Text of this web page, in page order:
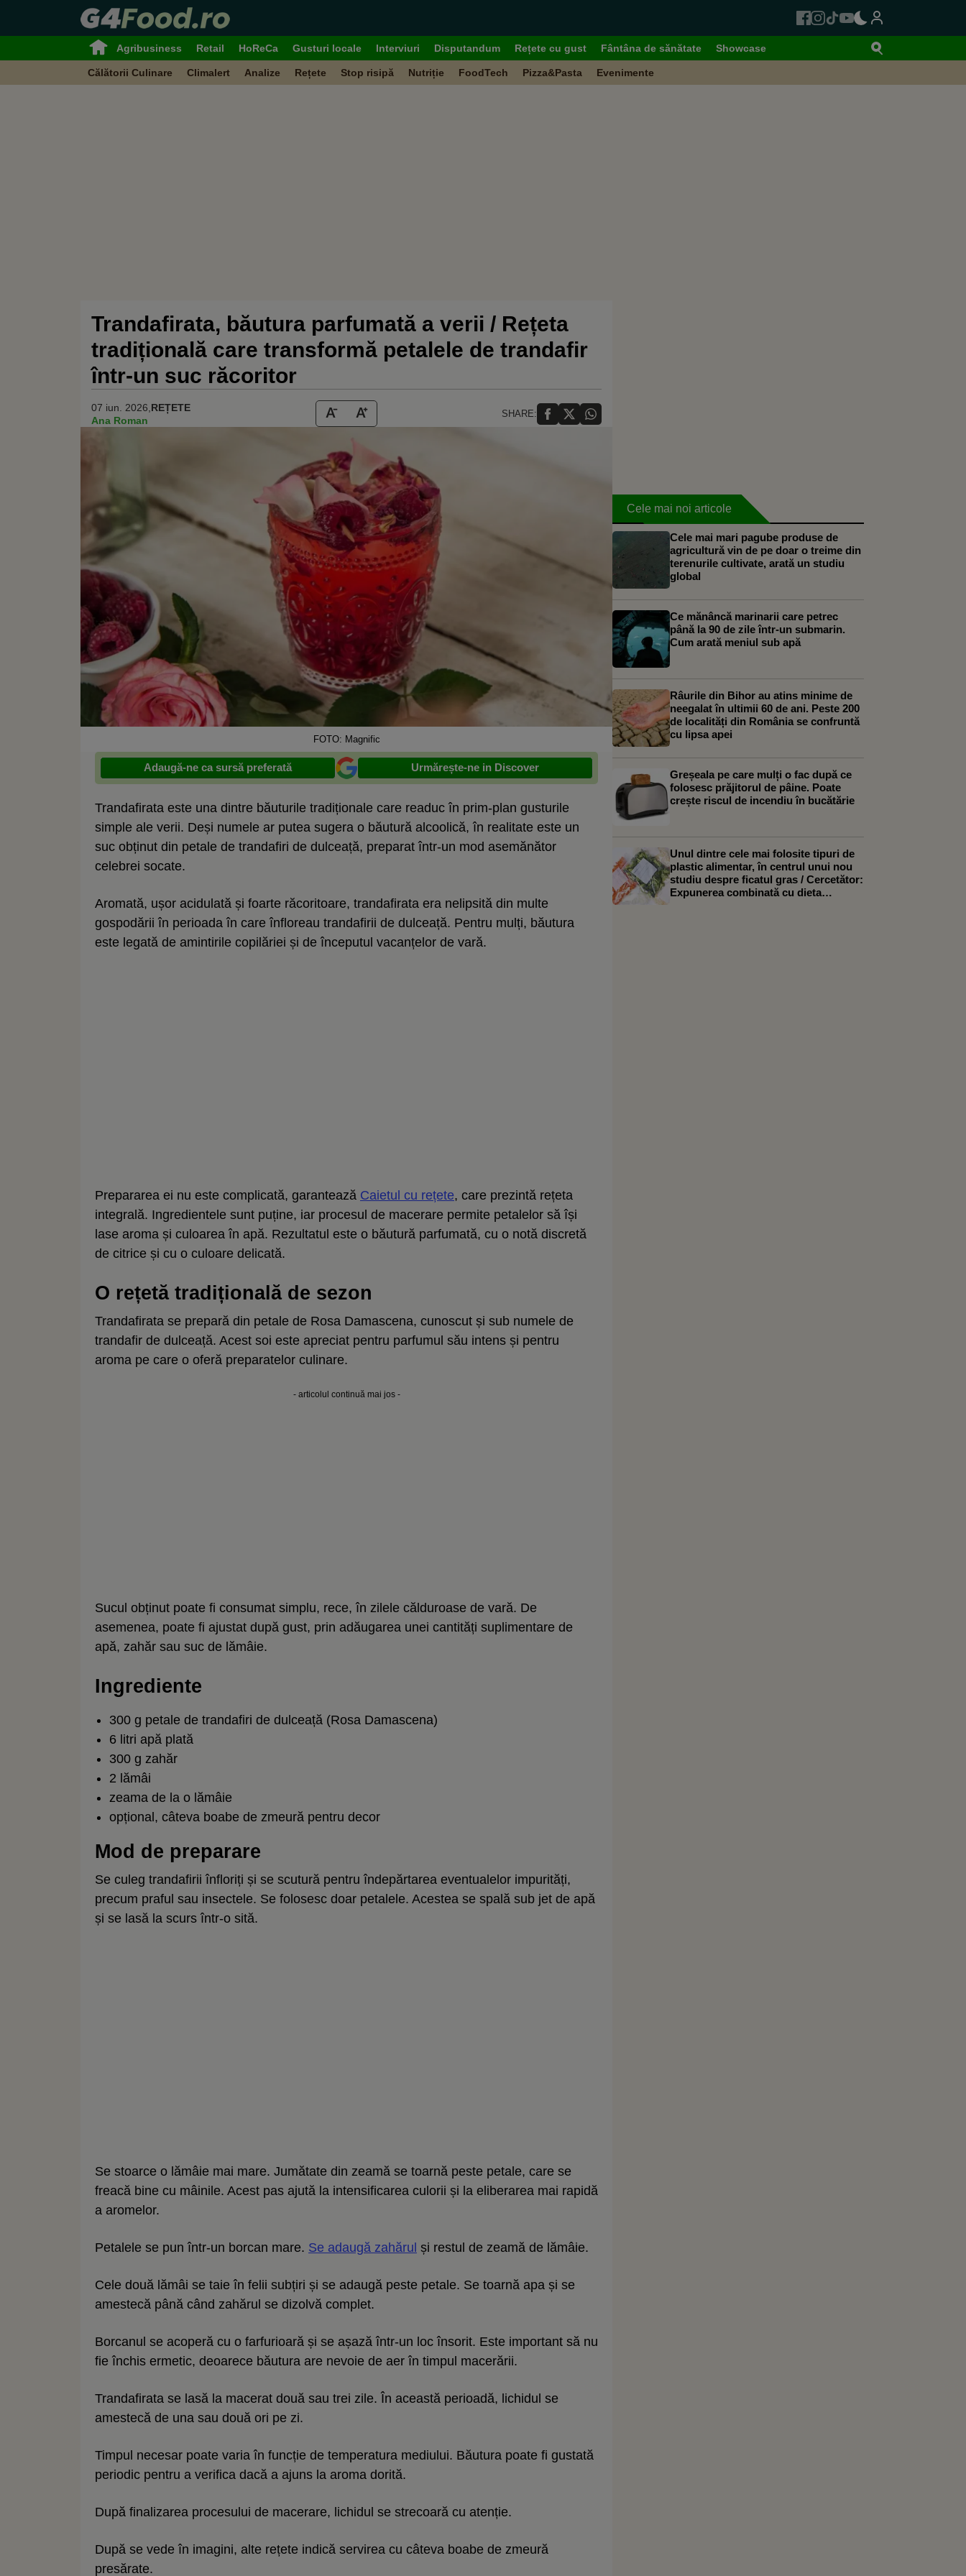
Agribusiness Retail HoReCa Gusturi locale Interviuri Disputandum Rețete cu gust Fântâna de sănătate Showcase
Călătorii Culinare Climalert Analize Rețete Stop risipă Nutriție FoodTech Pizza&Pasta Evenimente
Trandafirata, băutura parfumată a verii / Rețeta
tradițională care transformă petalele de trandafir
într-un suc răcoritor
07 iun. 2026, REȚETE
Ana Roman
SHARE:
FOTO: Magnific
Adaugă-ne ca sursă preferată Urmărește-ne in Discover
Trandafirata este una dintre băuturile tradiționale care readuc în prim-plan gusturile
simple ale verii. Deși numele ar putea sugera o băutură alcoolică, în realitate este un
suc obținut din petale de trandafiri de dulceață, preparat într-un mod asemănător
celebrei socate.
Aromată, ușor acidulată și foarte răcoritoare, trandafirata era nelipsită din multe
gospodării în perioada în care înfloreau trandafirii de dulceață. Pentru mulți, băutura
este legată de amintirile copilăriei și de începutul vacanțelor de vară.
Prepararea ei nu este complicată, garantează Caietul cu rețete, care prezintă rețeta
integrală. Ingredientele sunt puține, iar procesul de macerare permite petalelor să își
lase aroma și culoarea în apă. Rezultatul este o băutură parfumată, cu o notă discretă
de citrice și cu o culoare delicată.
O rețetă tradițională de sezon
Trandafirata se prepară din petale de Rosa Damascena, cunoscut și sub numele de
trandafir de dulceață. Acest soi este apreciat pentru parfumul său intens și pentru
aroma pe care o oferă preparatelor culinare.
- articolul continuă mai jos -
Sucul obținut poate fi consumat simplu, rece, în zilele călduroase de vară. De
asemenea, poate fi ajustat după gust, prin adăugarea unei cantități suplimentare de
apă, zahăr sau suc de lămâie.
Ingrediente
300 g petale de trandafiri de dulceață (Rosa Damascena)
6 litri apă plată
300 g zahăr
2 lămâi
zeama de la o lămâie
opțional, câteva boabe de zmeură pentru decor
Mod de preparare
Se culeg trandafirii înfloriți și se scutură pentru îndepărtarea eventualelor impurități,
precum praful sau insectele. Se folosesc doar petalele. Acestea se spală sub jet de apă
și se lasă la scurs într-o sită.
Se stoarce o lămâie mai mare. Jumătate din zeamă se toarnă peste petale, care se
freacă bine cu mâinile. Acest pas ajută la intensificarea culorii și la eliberarea mai rapidă
a aromelor.
Petalele se pun într-un borcan mare. Se adaugă zahărul și restul de zeamă de lămâie.
Cele două lămâi se taie în felii subțiri și se adaugă peste petale. Se toarnă apa și se
amestecă până când zahărul se dizolvă complet.
Borcanul se acoperă cu o farfurioară și se așază într-un loc însorit. Este important să nu
fie închis ermetic, deoarece băutura are nevoie de aer în timpul macerării.
Trandafirata se lasă la macerat două sau trei zile. În această perioadă, lichidul se
amestecă de una sau două ori pe zi.
Timpul necesar poate varia în funcție de temperatura mediului. Băutura poate fi gustată
periodic pentru a verifica dacă a ajuns la aroma dorită.
După finalizarea procesului de macerare, lichidul se strecoară cu atenție.
După se vede în imagini, alte rețete indică servirea cu câteva boabe de zmeură
presărate.
Cele mai noi articole
Cele mai mari pagube produse de
agricultură vin de pe doar o treime din
terenurile cultivate, arată un studiu
global
Ce mănâncă marinarii care petrec
până la 90 de zile într-un submarin.
Cum arată meniul sub apă
Râurile din Bihor au atins minime de
neegalat în ultimii 60 de ani. Peste 200
de localități din România se confruntă
cu lipsa apei
Greșeala pe care mulți o fac după ce
folosesc prăjitorul de pâine. Poate
crește riscul de incendiu în bucătărie
Unul dintre cele mai folosite tipuri de
plastic alimentar, în centrul unui nou
studiu despre ficatul gras / Cercetător:
Expunerea combinată cu dieta